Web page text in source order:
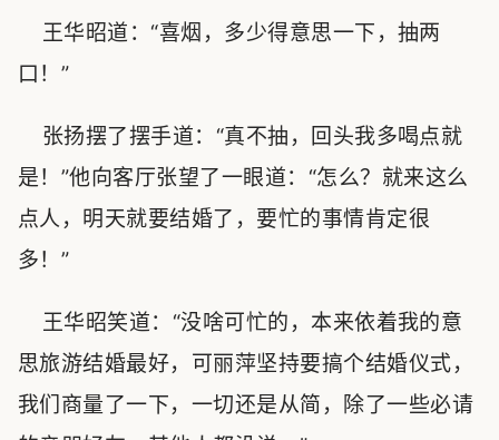
王华昭道：“喜烟，多少得意思一下，抽两
口！”
张扬摆了摆手道：“真不抽，回头我多喝点就
是！”他向客厅张望了一眼道：“怎么？就来这么
点人，明天就要结婚了，要忙的事情肯定很
多！”
王华昭笑道：“没啥可忙的，本来依着我的意
思旅游结婚最好，可丽萍坚持要搞个结婚仪式，
我们商量了一下，一切还是从简，除了一些必请